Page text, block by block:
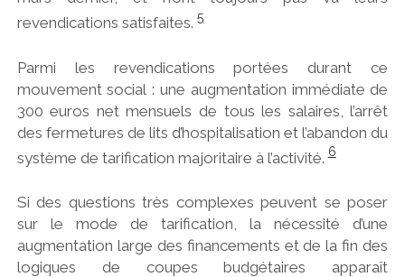
revendications satisfaites. 5
Parmi les revendications portées durant ce
mouvement social : une augmentation immédiate de
300 euros net mensuels de tous les salaires, l’arrêt
des fermetures de lits d’hospitalisation et l’abandon du
système de tarification majoritaire à l’activité.6
Si des questions très complexes peuvent se poser
sur le mode de tarification, la nécessité d’une
augmentation large des financements et de la fin des
logiques de coupes budgétaires apparaît